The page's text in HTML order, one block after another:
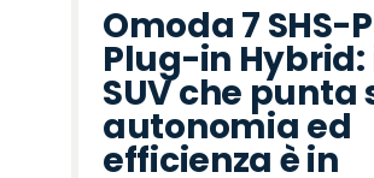
Omoda 7 SHS-P
Plug-in Hybrid:
SUV che punta
autonomia ed
efficienza è in